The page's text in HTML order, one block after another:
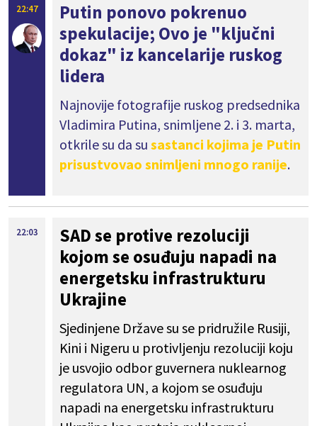
22:47
Putin ponovo pokrenuo
spekulacije; Ovo je "ključni
dokaz" iz kancelarije ruskog
lidera
Najnovije fotografije ruskog predsednika
Vladimira Putina, snimljene 2. i 3. marta,
otkrile su da su sastanci kojima je Putin
prisustvovao snimljeni mnogo ranije.
22:03
SAD se protive rezoluciji
kojom se osuđuju napadi na
energetsku infrastrukturu
Ukrajine
Sjedinjene Države su se pridružile Rusiji,
Kini i Nigeru u protivljenju rezoluciji koju
je usvojio odbor guvernera nuklearnog
regulatora UN, a kojom se osuđuju
napadi na energetsku infrastrukturu